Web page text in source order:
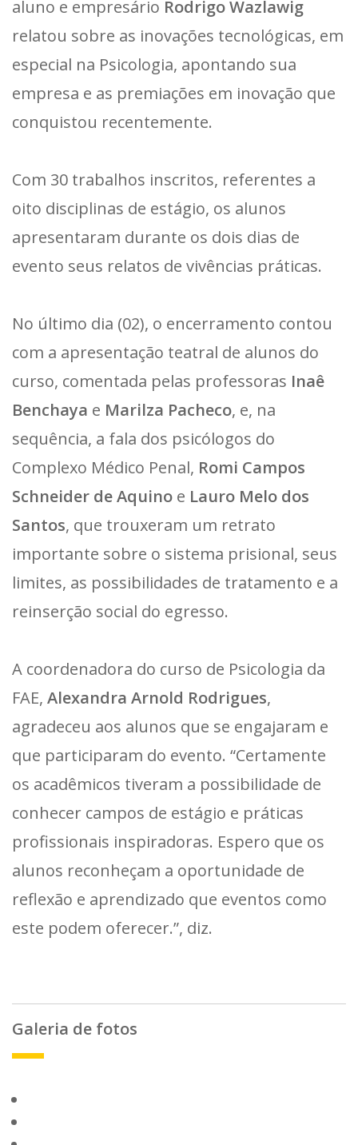
aluno e empresário Rodrigo Wazlawig
relatou sobre as inovações tecnológicas, em
especial na Psicologia, apontando sua
empresa e as premiações em inovação que
conquistou recentemente.
Com 30 trabalhos inscritos, referentes a
oito disciplinas de estágio, os alunos
apresentaram durante os dois dias de
evento seus relatos de vivências práticas.
No último dia (02), o encerramento contou
com a apresentação teatral de alunos do
curso, comentada pelas professoras Inaê
Benchaya e Marilza Pacheco, e, na
sequência, a fala dos psicólogos do
Complexo Médico Penal, Romi Campos
Schneider de Aquino e Lauro Melo dos
Santos, que trouxeram um retrato
importante sobre o sistema prisional, seus
limites, as possibilidades de tratamento e a
reinserção social do egresso.
A coordenadora do curso de Psicologia da
FAE, Alexandra Arnold Rodrigues,
agradeceu aos alunos que se engajaram e
que participaram do evento. “Certamente
os acadêmicos tiveram a possibilidade de
conhecer campos de estágio e práticas
profissionais inspiradoras. Espero que os
alunos reconheçam a oportunidade de
reflexão e aprendizado que eventos como
este podem oferecer.”, diz.
Galeria de fotos